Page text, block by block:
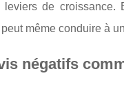
de
même conduire à
négatifs